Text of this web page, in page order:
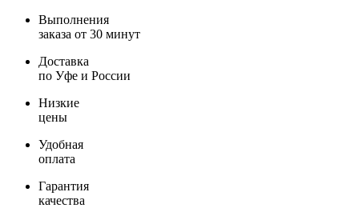
Выполнения
заказа от 30 минут
Доставка
по Уфе и России
Низкие
цены
Удобная
оплата
Гарантия
качества